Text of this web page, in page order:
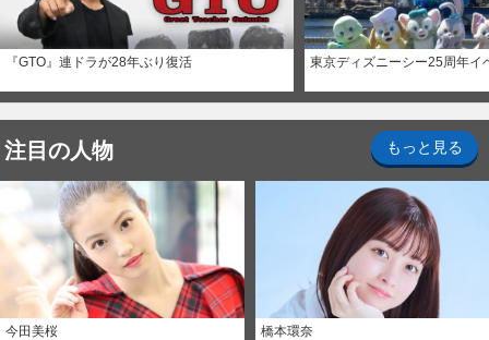
『GTO』連ドラが28年ぶり復活 東京ディズニーシー25周年イ
注目の人物 もっと見る
今田美桜 橋本環奈